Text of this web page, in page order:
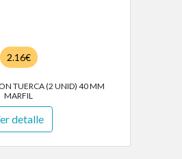
2.16€
TUERCA (2 UNID) 40 MM
MARFIL
detalle